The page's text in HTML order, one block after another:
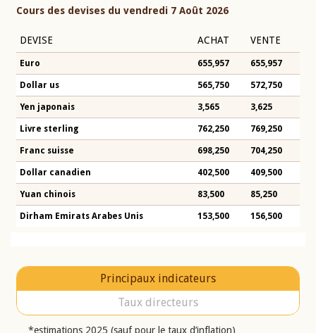
Cours des devises du vendredi 7 Août 2026
DEVISE ACHAT VENTE
Euro 655,957 655,957
Dollar us 565,750 572,750
Yen japonais 3,565 3,625
Livre sterling 762,250 769,250
Franc suisse 698,250 704,250
Dollar canadien 402,500 409,500
Yuan chinois 83,500 85,250
Dirham Emirats Arabes Unis 153,500 156,500
Principaux indicateurs
Taux directeurs
*estimations 2025 (sauf pour le taux d’inflation)